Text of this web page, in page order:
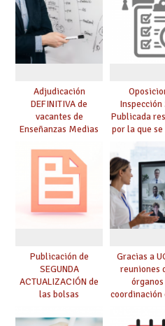
Adjudicación
DEFINITIVA de
vacantes de
Enseñanzas Medias
Inspección
Publicada
por la que
prácticas, se
dichas
convoca
de
Publicación de
SEGUNDA
ACTUALIZACIÓN de
las bolsas
Cuerpo de Maestros
Gracias a
reuniones
órganos
coordinación
de